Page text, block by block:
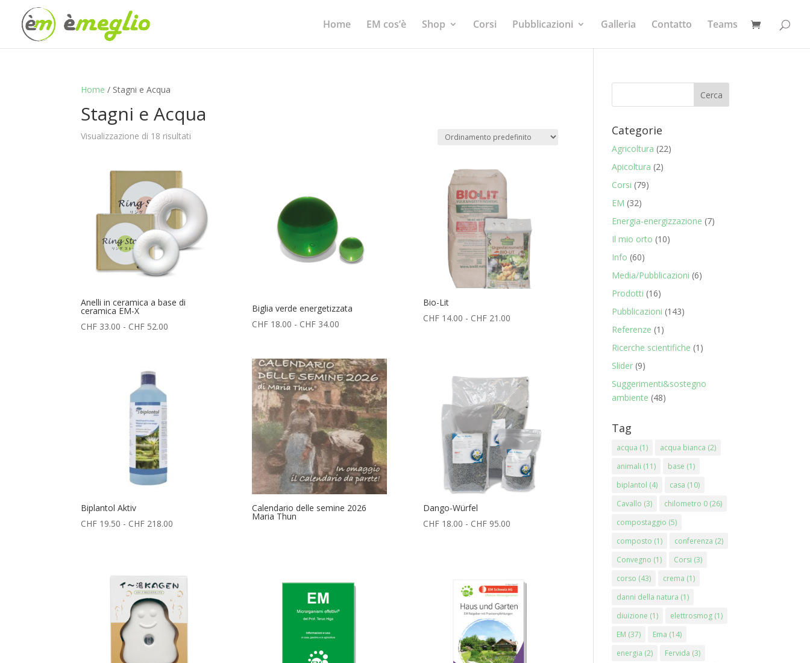
Home EM cos’è Shop Corsi Pubblicazioni Galleria Contatto Teams
Home / Stagni e Acqua
Stagni e Acqua
Visualizzazione di 18 risultati
Anelli in ceramica a base di
ceramica EM-X
CHF 33.00 - CHF 52.00
Biglia verde energetizzata
CHF18.00 - CHF34.00Fascia
da
CHF 18.00
a
CHF 34.00
Bio-Lit
CHF14.00 - CHF21.00Fascia
a
CHF 21.00
Biplantol Aktiv
CHF 19.50 - CHF 218.00
CHF 19.50
a
CHF 218.00
Calendario delle semine 2026
Maria Thun
Dango-Würfel
CHF18.00 - CHF95.00Fascia
a
CHF 95.00
Categorie
Agricoltura (22)
Apicoltura (2)
Corsi (79)
EM (32)
Energia-energizzazione (7)
Il mio orto (10)
Info (60)
Media/Pubblicazioni (6)
Prodotti (16)
Pubblicazioni (143)
Referenze (1)
Ricerche scientifiche (1)
Slider (9)
Suggerimenti&sostegno
ambiente (48)
Tag
acqua (1) acqua bianca (2)
animali (11) base (1)
biplantol (4) casa (10)
Cavallo (3) chilometro 0 (26)
compostaggio (5)
composto (1) conferenza (2)
Convegno (1) Corsi (3)
corso (43) crema (1)
danni della natura (1)
diuizione (1) elettrosmog (1)
EM (37) Ema (14)
energia (2) Fervida (3)